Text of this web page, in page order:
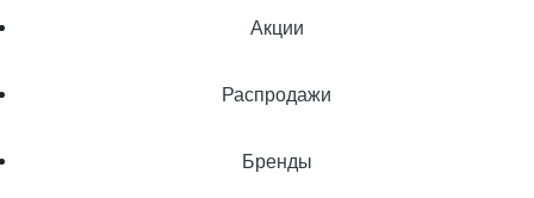
Акции
Распродажи
Бренды